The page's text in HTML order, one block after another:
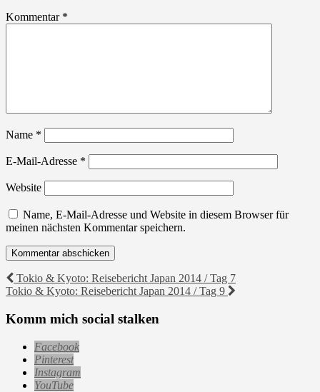
Kommentar *
Name *
E-Mail-Adresse *
Website
Name, E-Mail-Adresse und Website in diesem Browser für
meinen nächsten Kommentar speichern.
Beitragsnavigation
Tokio & Kyoto: Reisebericht Japan 2014 / Tag 7
Tokio & Kyoto: Reisebericht Japan 2014 / Tag 9
Komm mich social stalken
Facebook
Pinterest
Instagram
YouTube